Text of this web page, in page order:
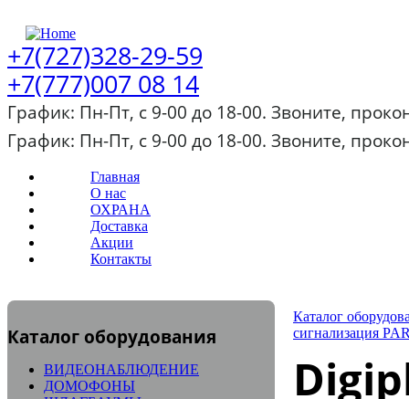
+7(727)328-29-59
+7(777)007 08 14
График: Пн-Пт, с 9-00 до 18-00. Звоните,
График: Пн-Пт, с 9-00 до 18-00. Звоните,
Главная
О нас
ОХРАНА
Доставка
Акции
Контакты
Каталог оборудования
ВИДЕОНАБЛЮДЕНИЕ
ДОМОФОНЫ
Каталог
сигнализация